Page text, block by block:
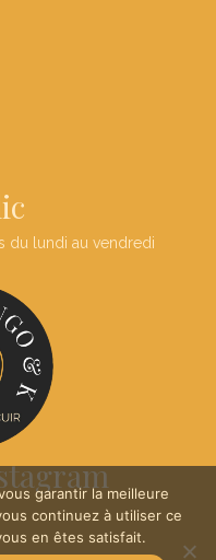
du lundi au vendredi
garantir la meilleure
continuez à utiliser ce
en êtes satisfait.